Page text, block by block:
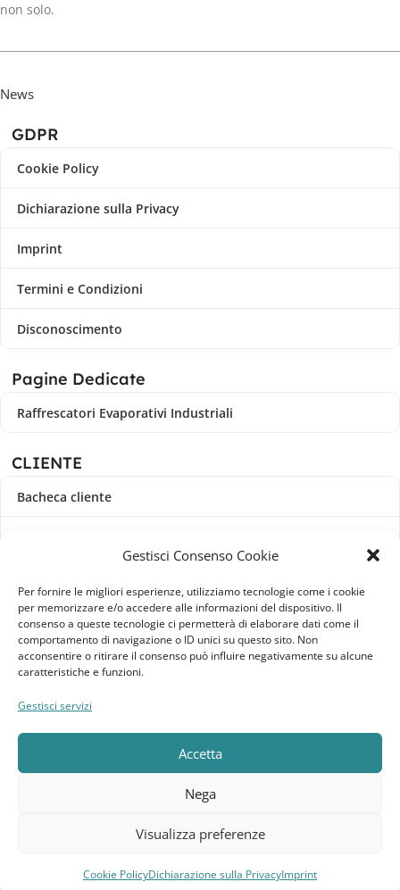
Gestisci Consenso Cookie
Per fornire le migliori esperienze, utilizziamo tecnologie come i cookie
per memorizzare e/o accedere alle informazioni del dispositivo. Il
consenso a queste tecnologie ci permetterà di elaborare dati come il
comportamento di navigazione o ID unici su questo sito. Non
acconsentire o ritirare il consenso può influire negativamente su alcune
caratteristiche e funzioni.
Gestisci servizi
Accetta
Nega
Visualizza preferenze
Cookie PolicyDichiarazione sulla PrivacyImprint
non solo.
News
GDPR
Cookie Policy
Dichiarazione sulla Privacy
Imprint
Termini e Condizioni
Disconoscimento
Pagine Dedicate
Raffrescatori Evaporativi Industriali
CLIENTE
Bacheca cliente
Indirizzi
Metodi di pagamento
Dettagli account
Lista dei desideri
Realizzato da
Lista dei desideri
CarrelloMenu